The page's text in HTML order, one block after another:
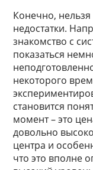
Конечно,
недостатки.
знакомство с
показаться
некоторого
становится
момент – это
довольно
центра и
что это вполне